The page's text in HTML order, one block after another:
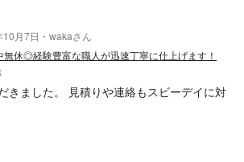
月7日・wakaさん
無休◎経験豊富な職人が迅速丁寧に仕上げます！
きました。 見積りや連絡もスビーデイに対